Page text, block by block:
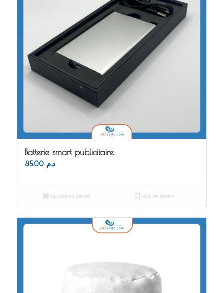
Batterie smart publicitaire
د.م. 85.00
Ajouter au panier Voir les détails